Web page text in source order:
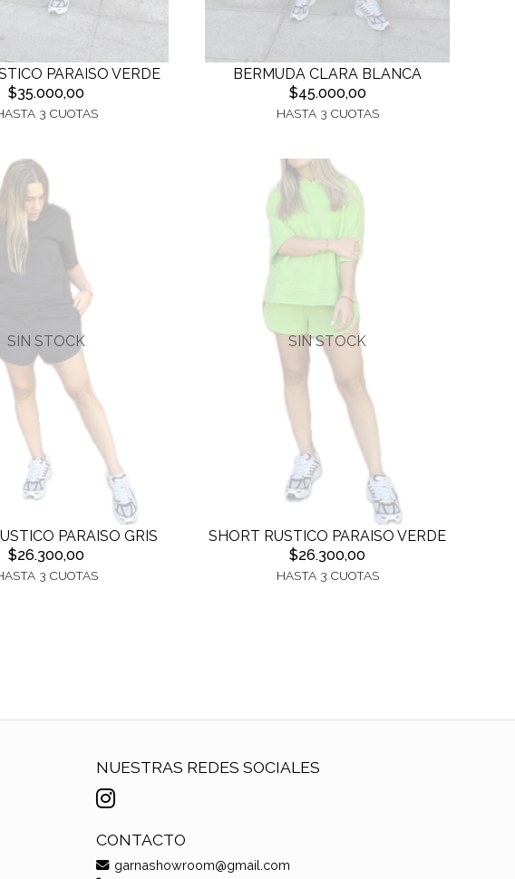
PARAISO VERDE
$35.000,00
3 CUOTAS
BERMUDA CLARA BLANCA
$45.000,00
HASTA 3 CUOTAS
SIN STOCK
PARAISO GRIS
$26.300,00
3 CUOTAS
SIN STOCK
SHORT RUSTICO PARAISO VERDE
$26.300,00
HASTA 3 CUOTAS
NUESTRAS REDES SOCIALES
CONTACTO
garnashowroom@gmail.com